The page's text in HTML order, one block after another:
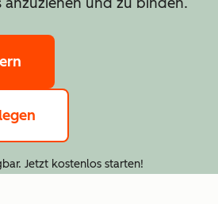
Jetzt kostenlos starten!